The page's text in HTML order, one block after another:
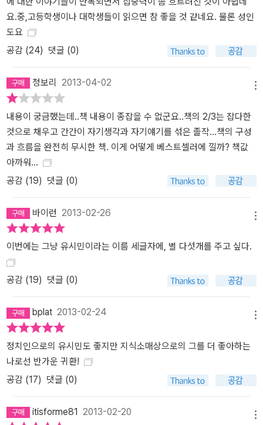
가 원하는 삶을 살기로 했다. 이제는 다른 방식으로 사회적 선을 추구
하는 사람들과 기쁘게 연대하기로 마음먹었다. 그렇게 마음먹은 순간
눈앞을 가리고 있던 두터운 먹구름이 걷혔다. 해방감으로 가슴이 터
질 것만 같았다.(p.195) 이 책은 진심으로 ‘나다운 인생’을 살고자 하
는 이들에게, 또 자신이 옳다고 믿는 방식으로 세상을 살고자 하는 모
든 이들에게 바치는 헌사이며 격려라고 할 수 있다. 거기에는 저자 유
시민 자신도 포함되어 있다. 3. 놀고 일하고 사랑하고 연대하라! 저자
유시민은 인생을 살아가는 가장 핵심적인 네 가지 요소를 ‘놀고 일하
고 사랑하고 연대하라’로 정리했다. 개인적 욕망을 충족하면서 즐기
며 사는 것이 최고라는 생각은 더 좋은 사회제도와 생활환경이 삶을
행복하게 만들 것이라는 믿음만큼이나 온전치 못한 것이라고 그는 말
한다. 일과 놀이와 사랑만으로는 인생을 다 채우지 못한다. 그것만으
로는 삶의 의미를 온전하게 느끼지 못하며, 그것만으로는 누릴 가치
께 사회적 선을 이루어나갈 때, 우리는 비로소 자연이 우리에게 준 모
든 것을 남김없이 사용해 최고의 행복을 누릴 수 있다. 그런 인생이 가
장 아름답고 품격 있는 인생이다. 공감을 바탕으로 사회적 공동선을
이루어 나가는 것을 나는 ‘연대’라고 부른다. 그리고 이러한 연대가 이
루어내는 아름답고 유쾌한 변화를 ‘진보’라고 이해한다. <…> 진보의
낡은 고정관념을 버릴 때가 왔다. <…> 진보주의는 만인의 것이다. 누
구든 유전적으로 무관한 타인의 복지를 위해 사적 자원을 기꺼이 내
놓은 자발성을 발휘한다면 그 사람이 진보주의자이다. 나는 그렇게
생각한다.(p.249) 일, 놀이, 사랑은 ‘삶의 위대한 세 영역’이다. 흔히
들 그것만으로 훌륭한 삶, 인간다운 삶을 영위할 수 있다고 말한다. 그
대(solidarity)이다. 타인과의 연대 또는 사회적 연대는 단순한 도덕
욕망은 일, 놀이, 사랑에 대한 욕망과 마찬가지로 자연이 인간에게 준
요.중,고등학생이나 대학생들이 읽으면 참 좋을 것 같네요. 물론 성인
도요
공감 (24) 댓글 (0)
청보리 2013-04-02
내용이 궁금했는데..책 내용이 종잡을 수 없군요..책의 2/3는 잡다한
것으로 채우고 간간이 자기생각과 자기얘기를 섞은 졸작...책의 구성
과 흐름을 완전히 무시한 책. 이게 어떻게 베스트셀러에 낄까? 책값
아까워...
공감 (19) 댓글 (0)
바이런 2013-02-26
이번에는 그냥 유시민이라는 이름 세글자에, 별 다섯개를 주고 싶다.
공감 (19) 댓글 (0)
bplat 2013-02-24
정치인으로의 유시민도 좋지만 지식소매상으로의 그를 더 좋아하는
나로선 반가운 귀환!
공감 (17) 댓글 (0)
itisforme81 2013-02-20